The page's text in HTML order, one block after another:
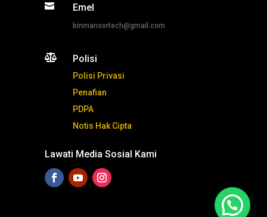
 Emel
binmansortech@gmail.com
 Polisi
Polisi Privasi
Penafian
PDPA
Notis Hak Cipta
Lawati Media Sosial Kami